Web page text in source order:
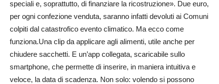
speciali e, soprattutto, di finanziare la ricostruzione». Due euro,
per ogni confezione venduta, saranno infatti devoluti ai Comuni
colpiti dal catastrofico evento climatico. Ma ecco come
funziona.Una clip da applicare agli alimenti, utile anche per
chiudere sacchetti. E un’app collegata, scaricabile sullo
smartphone, che permette di inserire, in maniera intuitiva e
veloce, la data di scadenza. Non solo: volendo si possono